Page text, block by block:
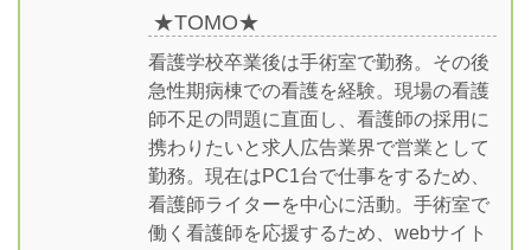
★TOMO★
看護学校卒業後は手術室で勤務。その後
急性期病棟での看護を経験。現場の看護
師不足の問題に直面し、看護師の採用に
携わりたいと求人広告業界で営業として
勤務。現在はPC1台で仕事をするため、
看護師ライターを中心に活動。手術室で
働く看護師を応援するため、webサイト